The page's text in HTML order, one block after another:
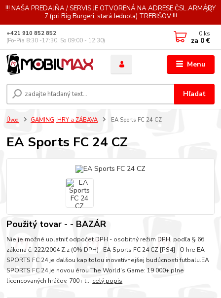
!!! NAŠA PREDAJŇA / SERVIS JE OTVORENÁ NA ADRESE ČSL.ARMÁDY
7 (pri Big Burgeri, stará Jednota) TREBIŠOV !!!
Menu
Hľadať
+421 910 852 852
(Po-Pia 8:30 -17:30, So 09:00 - 12:30)
0 ks
za 0 €
Úvod GAMING, HRY a ZÁBAVA EA Sports FC 24 CZ
EA Sports FC 24 CZ
Použitý tovar - - BAZÁR
Nie je možné uplatniť odpočet DPH - osobitný režim DPH, podľa § 66
zákona č. 222/2004 Z.z (0% DPH) EA Sports FC 24 CZ [PS4] O hre EA
SPORTS FC 24 je ďalšou kapitolou inovatívnejšej budúcnosti futbalu.EA
SPORTS FC 24 je novou érou The World's Game: 19 000+ plne
licencovaných hráčov, 700+ t... celý popis